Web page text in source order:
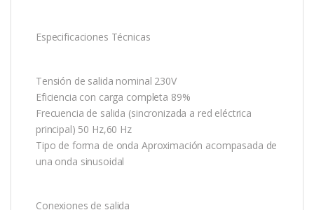
Especificaciones Técnicas
Tensión de salida nominal 230V
Eficiencia con carga completa 89%
Frecuencia de salida (sincronizada a red eléctrica
principal) 50 Hz,60 Hz
Tipo de forma de onda Aproximación acompasada de
una onda sinusoidal
Conexiones de salida